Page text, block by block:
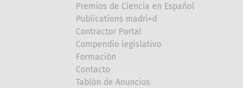
Premios de Ciencia en Español
Publications madri+d
Contractor Portal
Compendio legislativo
Formación
Contacto
Tablón de Anuncios